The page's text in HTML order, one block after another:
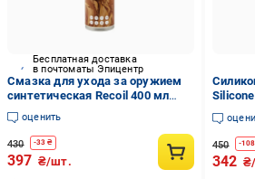
Бесплатная доставка
в почтоматы Эпицентр
Смазка для ухода за оружием
синтетическая Recoil 400 мл
(26717780)
оценить
430 -33 ₴
397 ₴/шт.
450 -108
342